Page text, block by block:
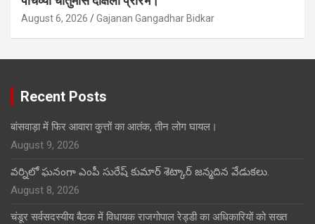
August 6, 2026 Gajanan Gangadhar Bidkar
Recent Posts
बांसवाड़ा में फिर आवारा कुत्तों का आतंक, तीन लोग घायल।
August 9, 2026
వర్నిలో ఘనంగా ఎంపీ సురేష్ కుమార్ శెట్కార్ జన్మదిన వేడుకలు.
August 8, 2026
चंडूर सर्वसदस्यीय बैठक में विधायक राजगोपाल रेड्डी का अधिकारियों को सख्त